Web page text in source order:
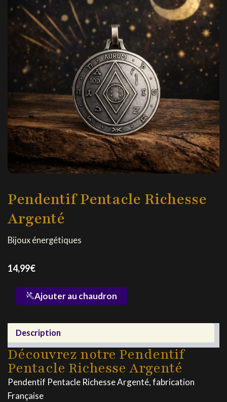
Pendentif Pentacle Richesse
Argenté
Bijoux énergétiques
14,99€
quantité
Pentacle
Richesse
Argenté
Ajouter au chaudron
Description
Découvrez notre Pendentif
Pentacle Richesse Argenté
Pendentif Pentacle Richesse Argenté, fabrication
Française